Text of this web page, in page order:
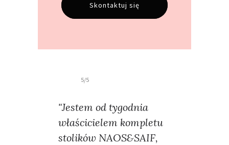
5/5
"Jestem od tygodnia
właścicielem kompletu
stolików NAOS&SAIF,
Skontaktuj się